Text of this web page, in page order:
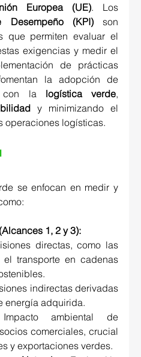
Europea (UE)
Desempeño (KPI) son
que permiten evaluar el
exigencias y medir el
de prácticas
la adopción de
con la logística verde,
operaciones logísticas.
se enfocan en medir y
1, 2 y 3):
directas, como las
el transporte en cadenas
indirectas derivadas
energía adquirida.
ambiental de
comerciales, crucial
y exportaciones verdes.